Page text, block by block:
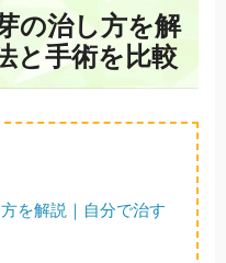
の治し方を解
と手術を比較
を解説｜自分で治す